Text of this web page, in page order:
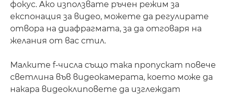
фокус. Ако използвате ръчен режим за
експонация за видео, можете да регулирате
отвора на диафрагмата, за да отговаря на
желания от вас стил.
Малките f-числа също така пропускат повече
светлина във видеокамерата, което може да
накара видеоклиповете да изглеждат